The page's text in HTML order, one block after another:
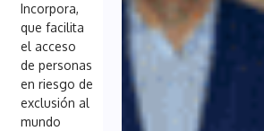
Incorpora,
que facilita
el acceso
de personas
en riesgo de
exclusión al
mundo